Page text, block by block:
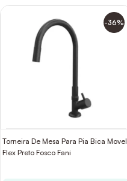
-36%
Torneira De Mesa Para Pia Bica Movel
Flex Preto Fosco Fani